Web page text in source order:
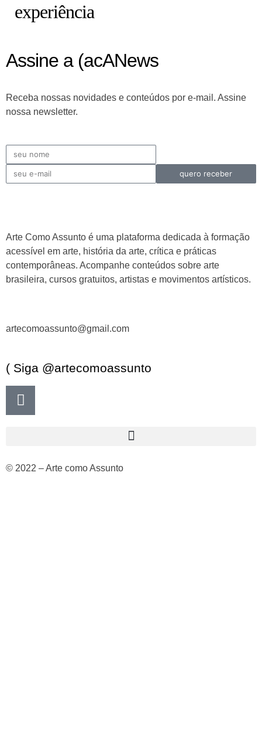
experiência
Assine a (acANews
Receba nossas novidades e conteúdos por e-mail. Assine
nossa newsletter.
quero receber
Arte Como Assunto é uma plataforma dedicada à formação
acessível em arte, história da arte, crítica e práticas
contemporâneas. Acompanhe conteúdos sobre arte
brasileira, cursos gratuitos, artistas e movimentos artísticos.
artecomoassunto@gmail.com
( Siga @artecomoassunto
© 2022 – Arte como Assunto